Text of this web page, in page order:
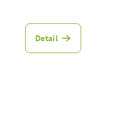
Detail